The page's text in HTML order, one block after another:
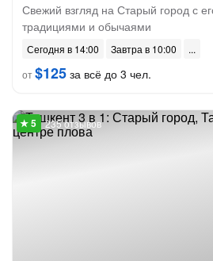
Свежий взгляд на Старый город с
традициями и обычаями
Сегодня в 14:00
Завтра в 10:00
от$125 за всё до 3 чел.
235 отзывов